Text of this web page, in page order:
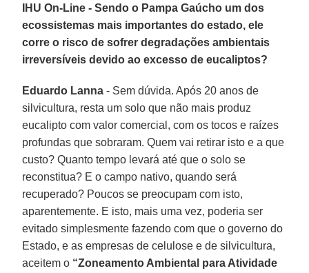
IHU On-Line - Sendo o Pampa Gaúcho um dos
ecossistemas mais importantes do estado, ele
corre o risco de sofrer degradações ambientais
irreversíveis devido ao excesso de eucaliptos?
Eduardo Lanna- Sem dúvida. Após 20 anos de
silvicultura, resta um solo que não mais produz
eucalipto com valor comercial, com os tocos e raízes
profundas que sobraram. Quem vai retirar isto e a que
custo? Quanto tempo levará até que o solo se
reconstitua? E o campo nativo, quando será
recuperado? Poucos se preocupam com isto,
aparentemente. E isto, mais uma vez, poderia ser
evitado simplesmente fazendo com que o governo do
Estado, e as empresas de celulose e de silvicultura,
aceitem o “Zoneamento Ambiental para Atividade